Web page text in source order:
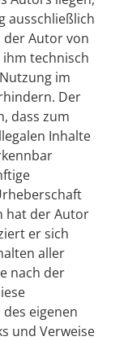
ausschließlich
der Autor von
technisch
im
Der
dass zum
Inhalte
hat der Autor
er sich
aller
nach der
eigenen
und Verweise